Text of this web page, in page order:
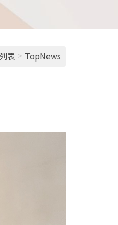
表 > TopNews